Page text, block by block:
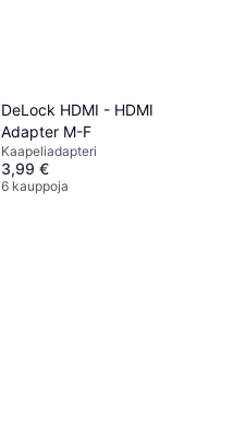
DeLock HDMI - HDMI
Adapter M-F
Kaapeliadapteri
3,99 €
6 kauppoja